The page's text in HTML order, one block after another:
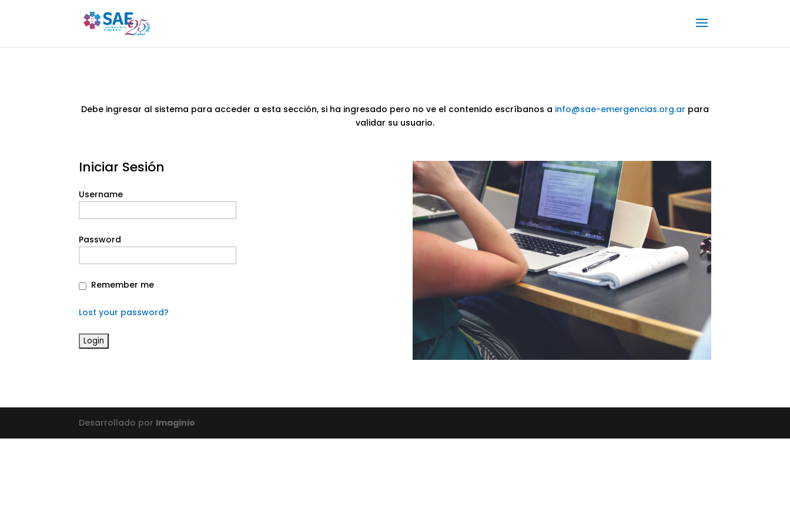
Debe ingresar al sistema para acceder a esta sección, si ha ingresado pero no ve el contenido escríbanos a info@sae-emergencias.org.ar para
validar su usuario.
Iniciar Sesión
Username
Password
Remember me
Lost your password?
Desarrollado por Imaginio